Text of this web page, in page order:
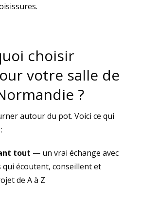
choisir
votre salle de
?
autour du pot. Voici ce qui
tout — un vrai échange avec
qui écoutent, conseillent et
de A à Z